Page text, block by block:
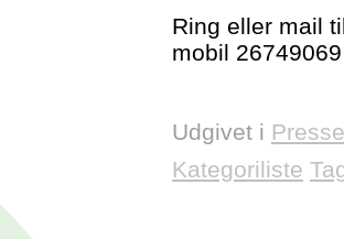
Ring eller mail
mobil 26749069
Udgivet i
Kategoriliste